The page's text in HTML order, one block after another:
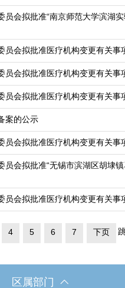
员会拟批准“南京师范大学滨湖
员会拟批准医疗机构变更有关事
员会拟批准医疗机构变更有关事
员会拟批准医疗机构变更有关事
案的公示
员会拟批准医疗机构变更有关事
员会拟批准“无锡市滨湖区胡埭
员会拟批准医疗机构变更有关事
4 5 6 7 下页
区属部门